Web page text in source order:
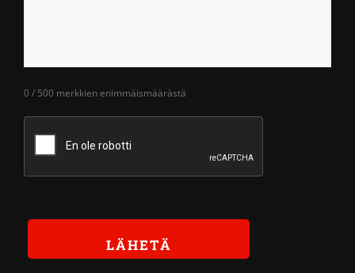
0 / 500 merkkien enimmäismäärästä